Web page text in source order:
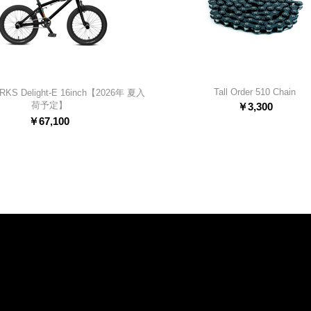
Delight-E 16inch【2026年 夏入
荷予定】
￥67,100
Tall Order 510 Chain
￥3,300